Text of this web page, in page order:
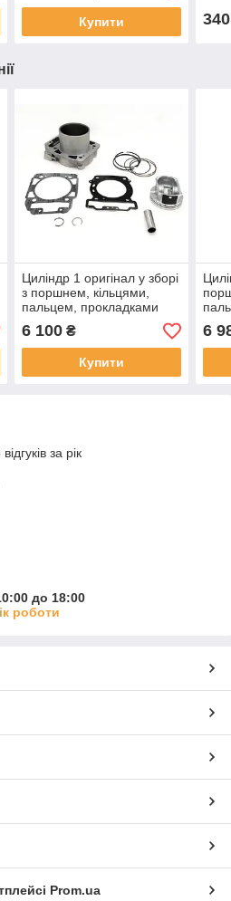
Купити 340
Циліндр 1 оригінал у зборі
з поршнем, кільцями,
пальцем, прокладками
CFMoto 800 0800-023100-
0001
6 100₴
Купити
6
за рік
до 18:00
роботи
Prom.ua